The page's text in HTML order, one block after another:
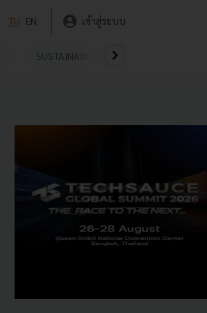
TH EN เข้าสู่ระบบ
SUSTAINABLE